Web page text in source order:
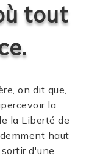
tout
on dit que,
la
la Liberté de
haut
d'une